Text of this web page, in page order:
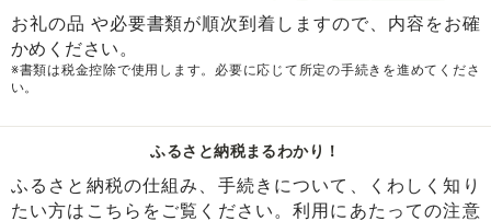
お礼の品 や必要書類が順次到着しますので、内容をお確
かめください。
※書類は税金控除で使用します。必要に応じて所定の手続きを進めてくださ
い。
ふるさと納税まるわかり！
ふるさと納税の仕組み、手続きについて、くわしく知り
たい方はこちらをご覧ください。利用にあたっての注意